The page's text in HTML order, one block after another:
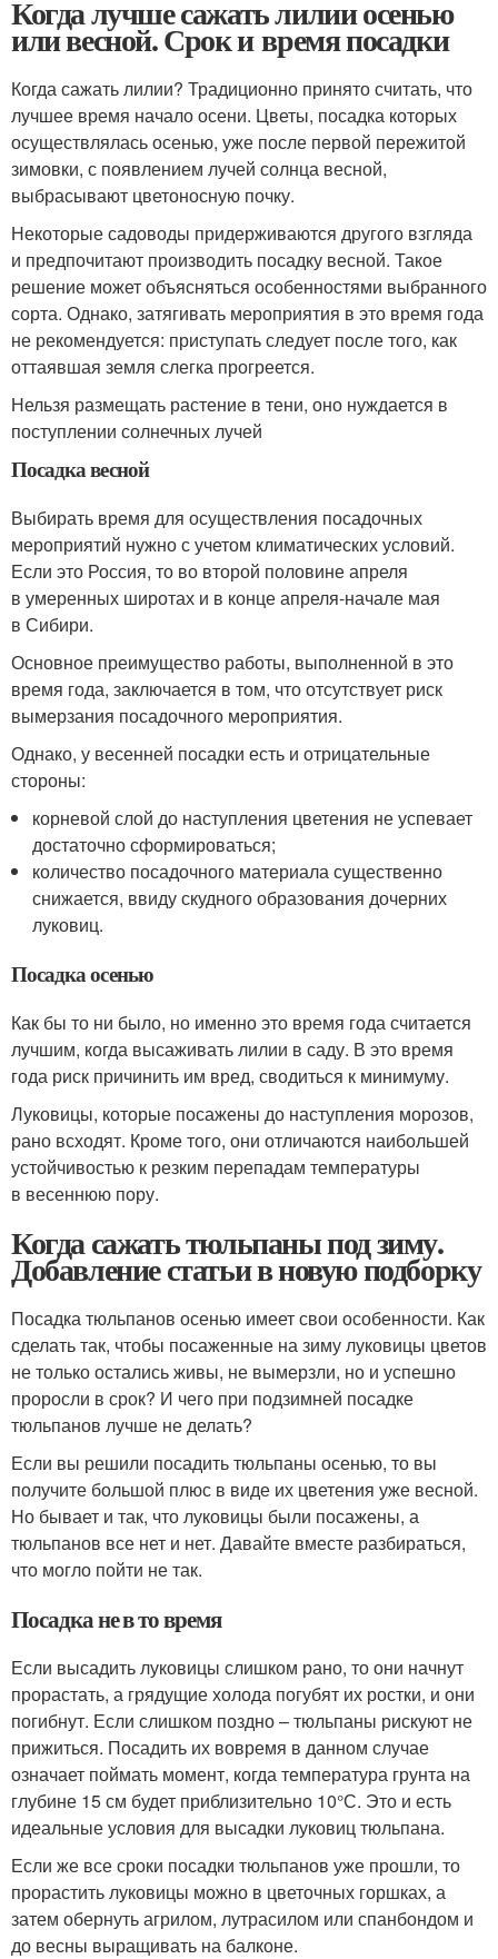
Когда лучше сажать лилии осенью
или весной. Срок и время посадки
Когда сажать лилии? Традиционно принято считать, что
лучшее время начало осени. Цветы, посадка которых
осуществлялась осенью, уже после первой пережитой
зимовки, с появлением лучей солнца весной,
выбрасывают цветоносную почку.
Некоторые садоводы придерживаются другого взгляда
и предпочитают производить посадку весной. Такое
решение может объясняться особенностями выбранного
сорта. Однако, затягивать мероприятия в это время года
не рекомендуется: приступать следует после того, как
оттаявшая земля слегка прогреется.
Нельзя размещать растение в тени, оно нуждается в
поступлении солнечных лучей
Посадка весной
Выбирать время для осуществления посадочных
мероприятий нужно с учетом климатических условий.
Если это Россия, то во второй половине апреля
в умеренных широтах и в конце апреля-начале мая
в Сибири.
Основное преимущество работы, выполненной в это
время года, заключается в том, что отсутствует риск
вымерзания посадочного мероприятия.
Однако, у весенней посадки есть и отрицательные
стороны:
корневой слой до наступления цветения не успевает
достаточно сформироваться;
количество посадочного материала существенно
снижается, ввиду скудного образования дочерних
луковиц.
Посадка осенью
Как бы то ни было, но именно это время года считается
лучшим, когда высаживать лилии в саду. В это время
года риск причинить им вред, сводиться к минимуму.
Луковицы, которые посажены до наступления морозов,
рано всходят. Кроме того, они отличаются наибольшей
устойчивостью к резким перепадам температуры
в весеннюю пору.
Когда сажать тюльпаны под зиму.
Добавление статьи в новую подборку
Посадка тюльпанов осенью имеет свои особенности. Как
сделать так, чтобы посаженные на зиму луковицы цветов
не только остались живы, не вымерзли, но и успешно
проросли в срок? И чего при подзимней посадке
тюльпанов лучше не делать?
Если вы решили посадить тюльпаны осенью, то вы
получите большой плюс в виде их цветения уже весной.
Но бывает и так, что луковицы были посажены, а
тюльпанов все нет и нет. Давайте вместе разбираться,
что могло пойти не так.
Посадка не в то время
Если высадить луковицы слишком рано, то они начнут
прорастать, а грядущие холода погубят их ростки, и они
погибнут. Если слишком поздно – тюльпаны рискуют не
прижиться. Посадить их вовремя в данном случае
означает поймать момент, когда температура грунта на
глубине 15 см будет приблизительно 10°С. Это и есть
идеальные условия для высадки луковиц тюльпана.
Если же все сроки посадки тюльпанов уже прошли, то
прорастить луковицы можно в цветочных горшках, а
затем обернуть агрилом, лутрасилом или спанбондом и
до весны выращивать на балконе.